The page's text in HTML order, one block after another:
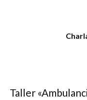
Taller